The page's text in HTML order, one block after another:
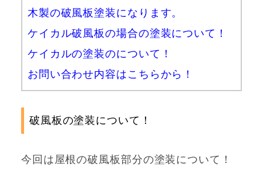
木製の破風板塗装になります。
ケイカル破風板の場合の塗装について！
ケイカルの塗装のについて！
お問い合わせ内容はこちらから！
破風板の塗装について！
今回は屋根の破風板部分の塗装について！